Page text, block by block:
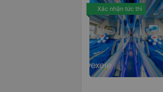
Xác nhận tức thì